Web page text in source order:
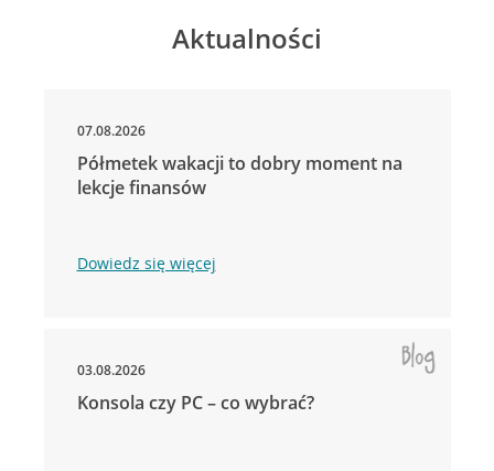
Aktualności
07.08.2026
Półmetek wakacji to dobry moment na
lekcje finansów
Dowiedz się więcej
03.08.2026
Konsola czy PC – co wybrać?